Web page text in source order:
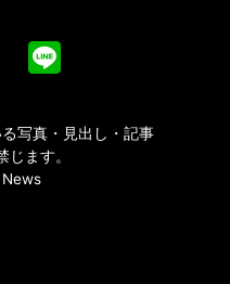
写真・見出し・記事
じます。